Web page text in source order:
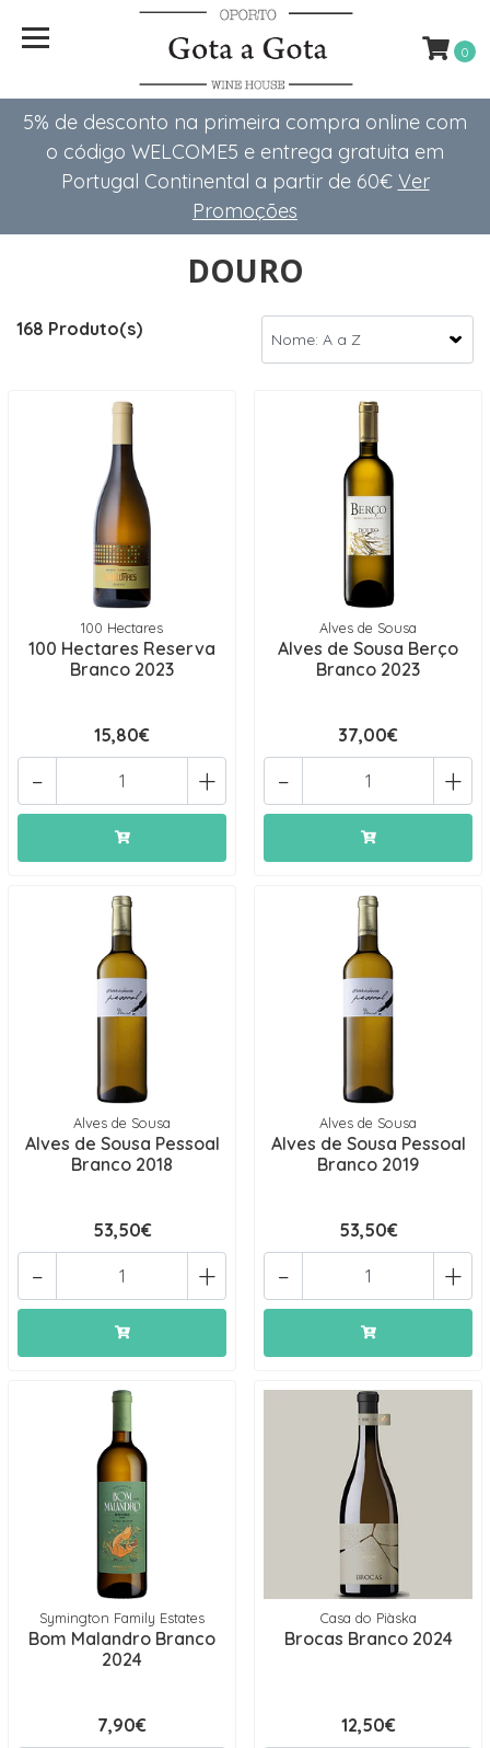
5% de desconto na primeira compra online com
o código WELCOME5 e entrega gratuita em
Portugal Continental a partir de 60€ Ver
Promoções
0
DOURO
168 Produto(s)
100 Hectares
100 Hectares Reserva
Branco 2023
15,80€
+
-
Alves de Sousa
Alves de Sousa Berço
Branco 2023
37,00€
+
-
Alves de Sousa
Alves de Sousa Pessoal
Branco 2018
53,50€
+
-
Alves de Sousa
Alves de Sousa Pessoal
Branco 2019
53,50€
+
-
Symington Family Estates
Bom Malandro Branco
2024
7,90€
Casa do Piàska
Brocas Branco 2024
12,50€